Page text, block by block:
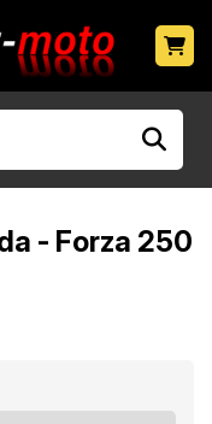
- Forza 250